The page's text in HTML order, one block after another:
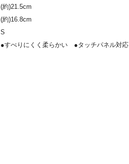
(約)21.5cm
(約)16.8cm
S
●すべりにくく柔らかい ●タッチパネル対応